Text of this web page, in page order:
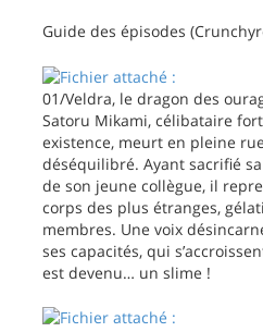
Guide des épisodes
01/Veldra, le dragon des
Satoru Mikami, célibataire
existence, meurt en pleine
déséquilibré. Ayant sacrifié
de son jeune collègue, il
corps des plus étranges,
membres. Une voix
ses capacités, qui
est devenu… un slime !